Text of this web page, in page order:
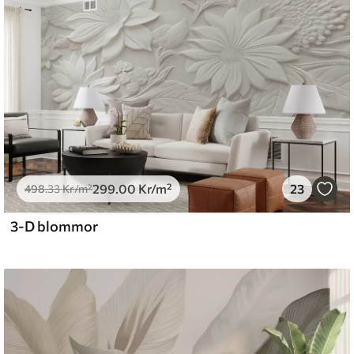
.67379.00Kr /m²
and Stick
.00540.00Kr/m²
498.33Kr/m²299 .00 Kr/m² 23
3-D blommor